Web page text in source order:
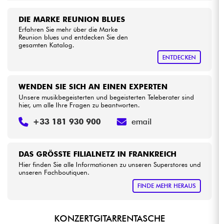
Bundle
Sehen Sie sich unsere Marken an
DIE MARKE REUNION BLUES
Erfahren Sie mehr über die Marke
Reunion blues und entdecken Sie den
gesamten Katalog.
ENTDECKEN
DAS GRÖSSTE FILIALNETZ IN FRANKREICH
Hier finden Sie alle Informationen zu unseren Superstores und
unseren Fachboutiquen.
FINDE MEHR HERAUS
WENDEN SIE SICH AN EINEN EXPERTEN
Unsere musikbegeisterten und begeisterten Teleberater sind
hier, um alle Ihre Fragen zu beantworten.
+33 181 930 900 email
KONZERTGITARRENTASCHE